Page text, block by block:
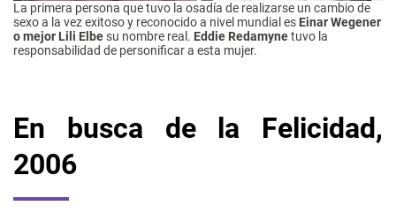
La primera persona que tuvo la osadía de realizarse un cambio de
sexo a la vez exitoso y reconocido a nivel mundial es Einar Wegener
o mejor Lili Elbesu nombre real. Eddie Redamynetuvo la
responsabilidad de personificar a esta mujer.
En busca de la Felicidad,
2006